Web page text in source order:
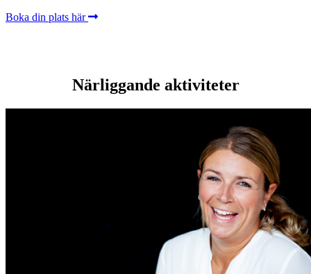
Boka din plats här
Närliggande aktiviteter